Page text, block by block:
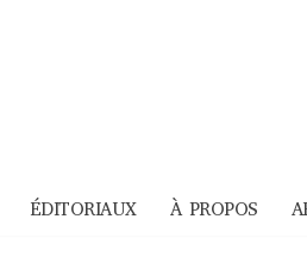
ÉDITORIAUX À PROPOS